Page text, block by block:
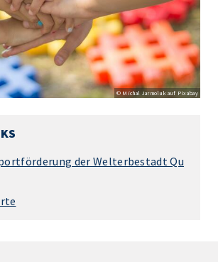
© Michal Jarmoluk auf Pixabay
der Welterbestadt Qu